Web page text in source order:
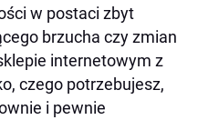
w postaci zbyt
brzucha czy zmian
internetowym z
czego potrzebujesz,
i pewnie